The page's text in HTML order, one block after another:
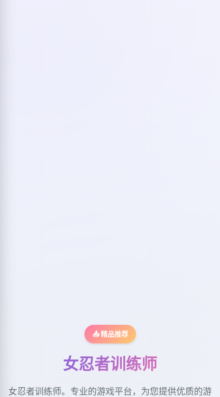
📤 精品推荐
女忍者训练师
女忍者训练师。专业的游戏平台，为您提供优质的游